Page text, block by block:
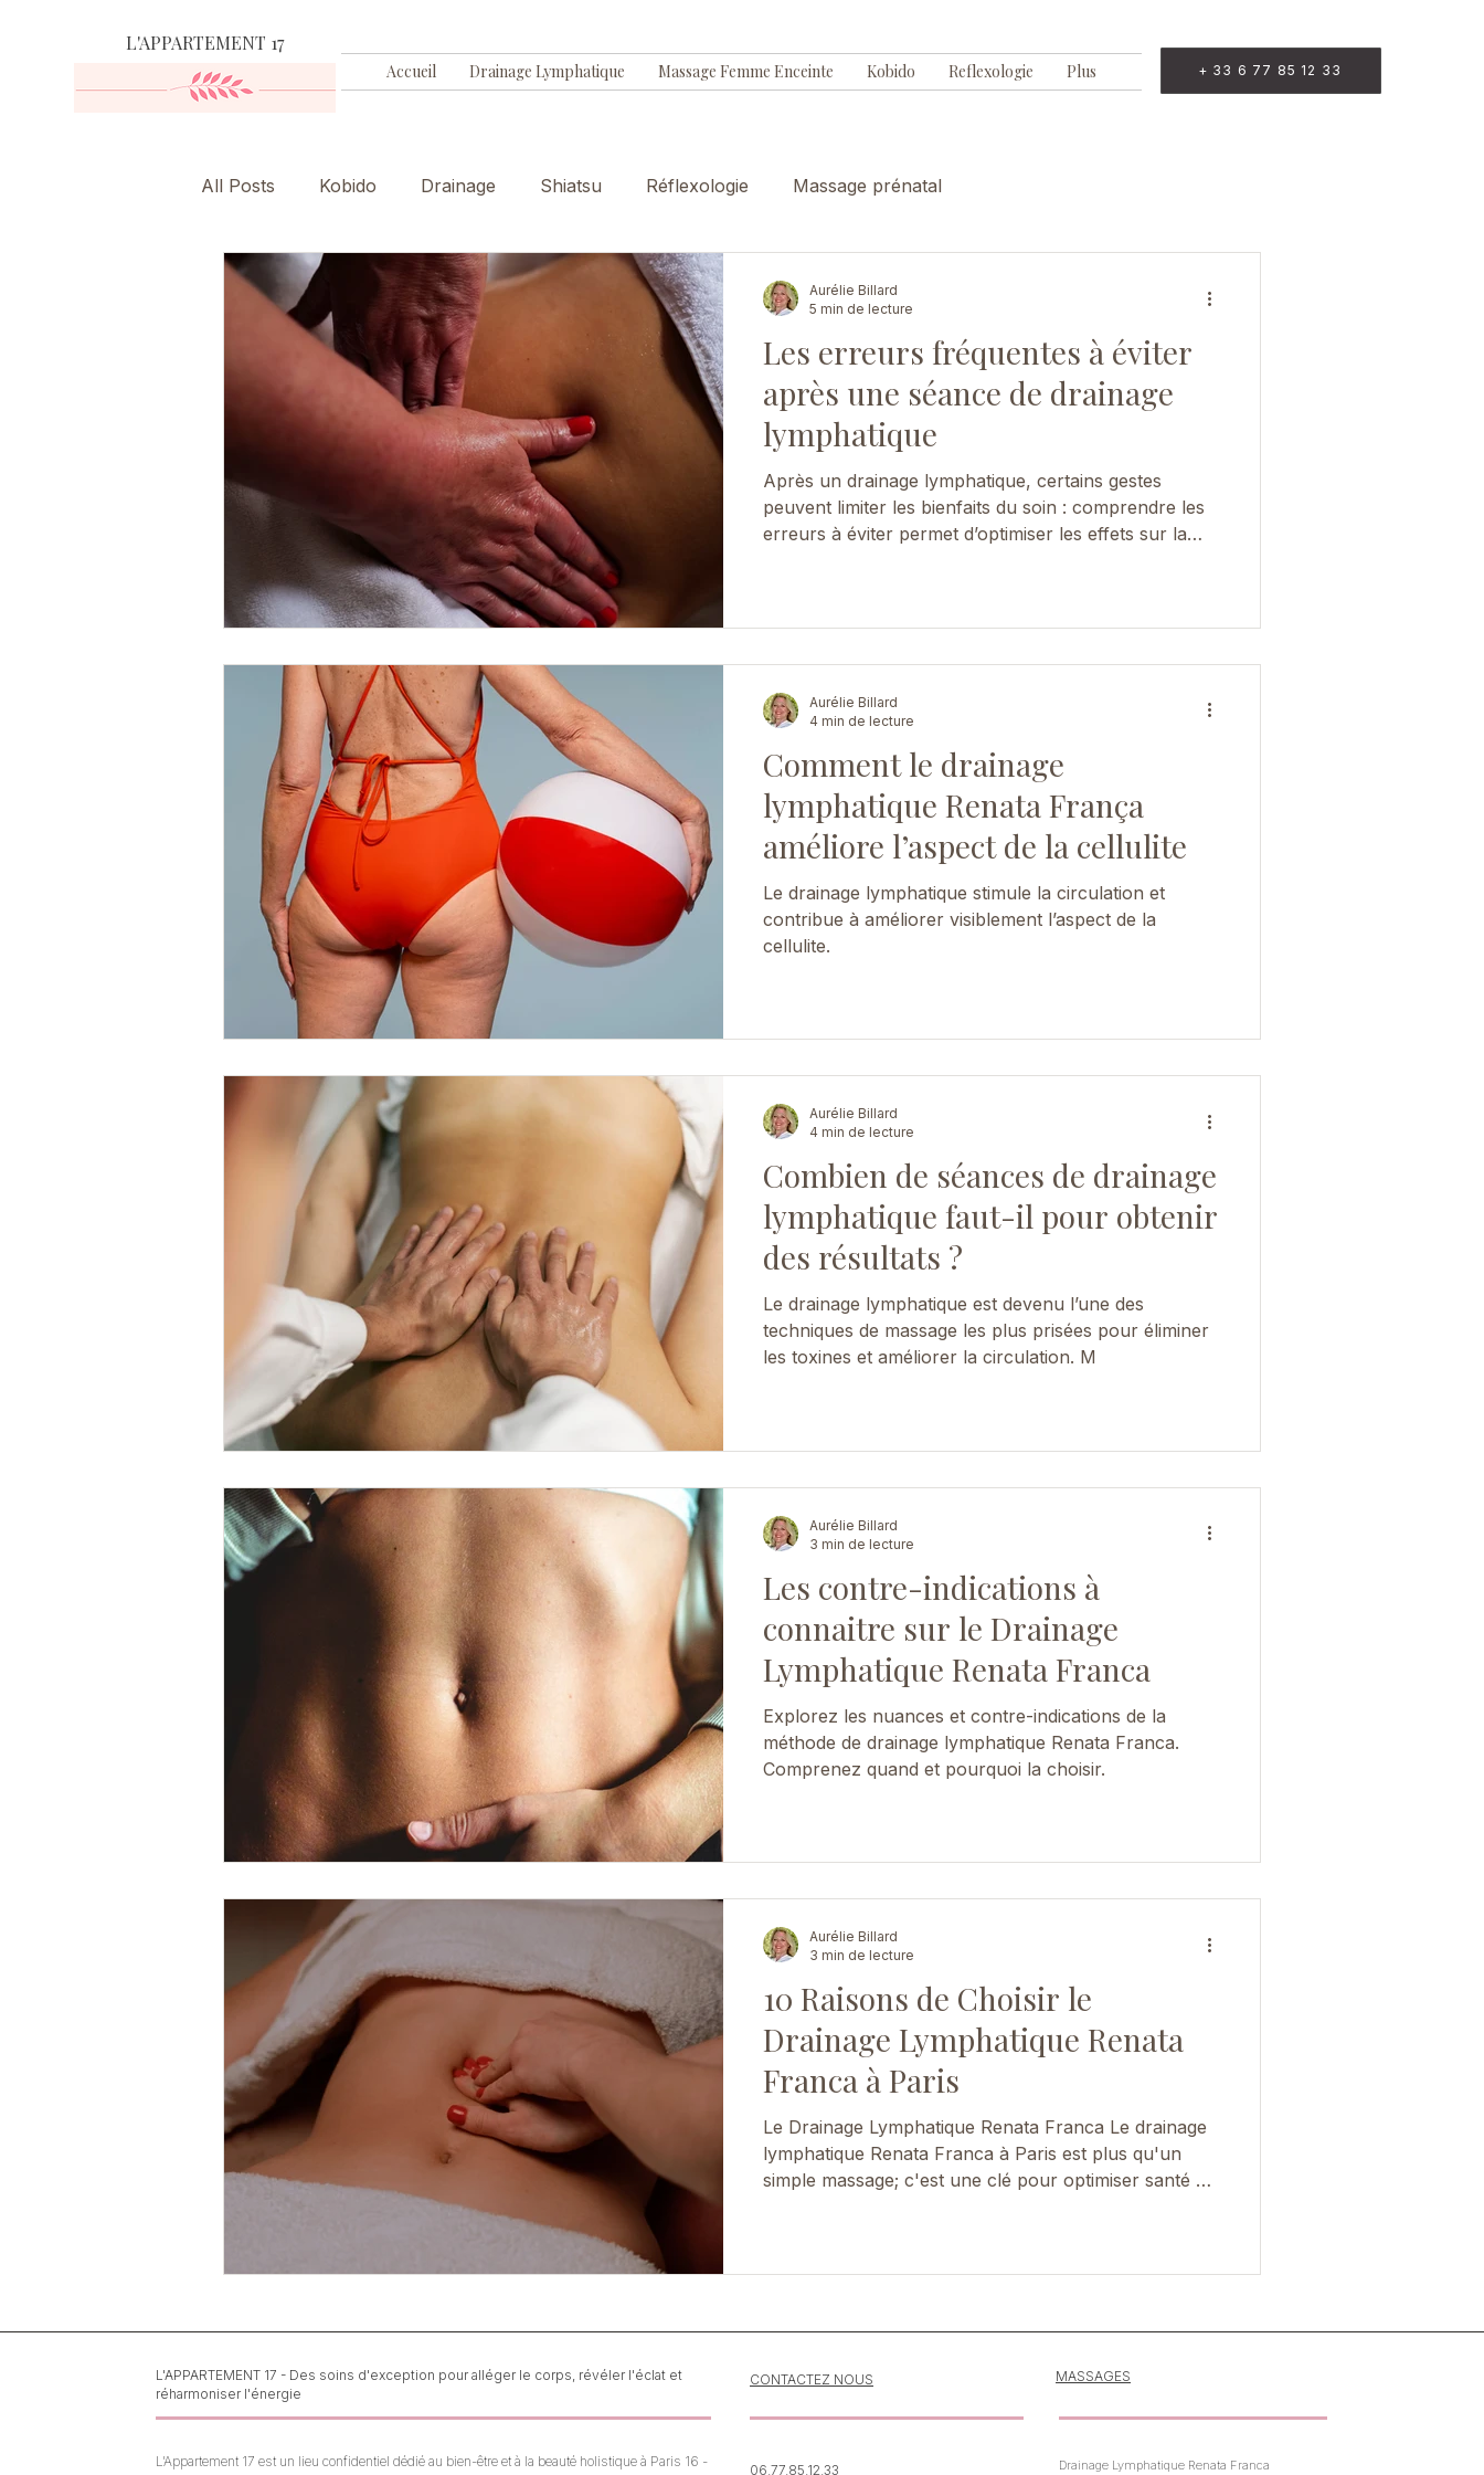
L'APPARTEMENT 17
Accueil Drainage Lymphatique Massage Femme Enceinte Kobido Reflexologie Plus + 33 6 77 85 12 33
All Posts Kobido Drainage Shiatsu Réflexologie Massage prénatal
Les erreurs fréquentes à éviter
après une séance de drainage
lymphatique
Après un drainage lymphatique, certains gestes
peuvent limiter les bienfaits du soin : comprendre les
erreurs à éviter permet d’optimiser les effets sur la
Aurélie Billard
5 min de lecture
Comment le drainage
lymphatique Renata França
améliore l’aspect de la cellulite
Le drainage lymphatique stimule la circulation et
contribue à améliorer visiblement l’aspect de la
cellulite.
Aurélie Billard
4 min de lecture
Combien de séances de drainage
lymphatique faut-il pour obtenir
des résultats ?
Le drainage lymphatique est devenu l’une des
techniques de massage les plus prisées pour éliminer
les toxines et améliorer la circulation. M
Aurélie Billard
4 min de lecture
Les contre-indications à
connaitre sur le Drainage
Lymphatique Renata Franca
Explorez les nuances et contre-indications de la
méthode de drainage lymphatique Renata Franca.
Comprenez quand et pourquoi la choisir.
Aurélie Billard
3 min de lecture
10 Raisons de Choisir le
Drainage Lymphatique Renata
Franca à Paris
Le Drainage Lymphatique Renata Franca Le drainage
lymphatique Renata Franca à Paris est plus qu'un
simple massage; c'est une clé pour optimiser santé et
à Paris. Ce n'est pas juste un massage, c'est une
Aurélie Billard
3 min de lecture
L'APPARTEMENT 17 - Des soins d'exception pour alléger le corps, révéler l'éclat et
réharmoniser l'énergie
CONTACTEZ NOUS
06.77.85.12.33
MASSAGES
Drainage Lymphatique Renata Franca
L’Appartement 17 est un lieu confidentiel dédié au bien-être et à la beauté holistique à Paris 16 -